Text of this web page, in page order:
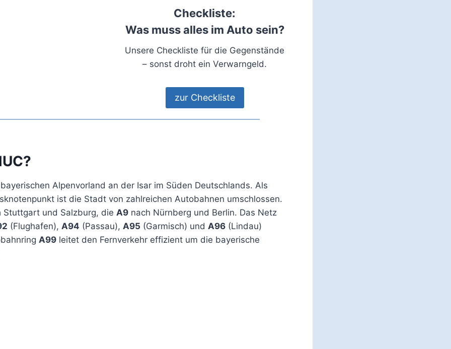
Checkliste:
Was muss alles im Auto sein?
Unsere Checkliste für die Gegenstände
– sonst droht ein Verwarngeld.
zur Checkliste
Alpenvorland an der Isar im Süden Deutschlands. Als
ist die Stadt von zahlreichen Autobahnen umschlossen.
Stuttgart und Salzburg, die A9 nach Nürnberg und Berlin. Das Netz
(Flughafen), A94 (Passau), A95 (Garmisch) und A96 (Lindau)
A99 leitet den Fernverkehr effizient um die bayerische